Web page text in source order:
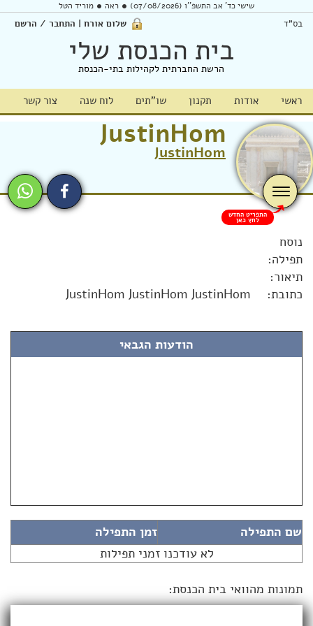
שישי כד' אב התשפ''ו (07/08/2026) ראה מוריד הטל
בס"ד שלום אורח | התחבר / הרשם
בית הכנסת שלי
הרשת החברתית לקהילות בתי-הכנסת
ראשי אודות תקנון שו"תים לוח שנה צור קשר
JustinHom
JustinHom
התפריט החדש
לחץ כאן
נוסח
תפילה:
תיאור:
כתובת:
JustinHom JustinHom JustinHom
הודעות הגבאי
שם התפילה
זמן התפילה
לא עודכנו זמני תפילות
תמונות מהוואי בית הכנסת: